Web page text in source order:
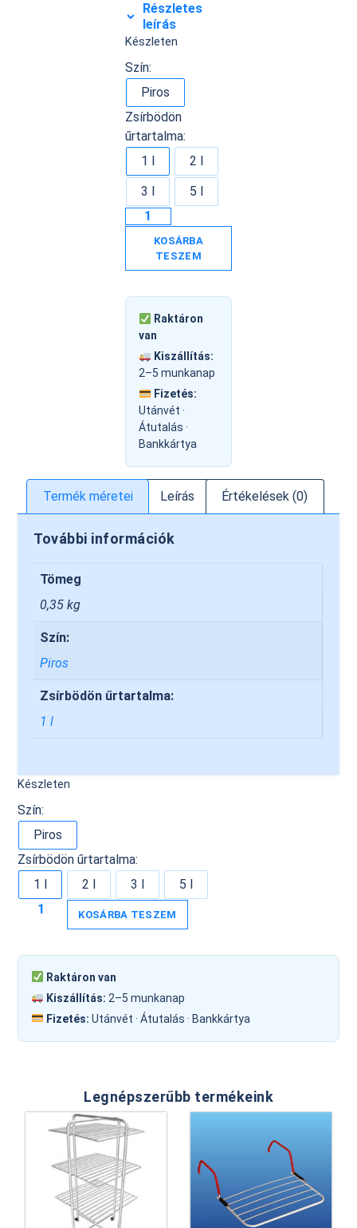
Részletes
leírás
Készleten
Szín:
Piros
Zsírbödön
űrtartalma:
1 l
2 l
3 l
5 l
KOSÁRBA
TESZEM
Raktáron
van
Kiszállítás:
2–5 munkanap
Fizetés:
Utánvét ·
Átutalás ·
Bankkártya
Termék méretei Leírás Értékelések (0)
További információk
Tömeg
0,35 kg
Szín:
Piros
Zsírbödön űrtartalma:
1 l
Készleten
Szín:
Piros
Zsírbödön űrtartalma:
1 l
2 l 3 l 5 l
KOSÁRBA TESZEM
Raktáron van
Kiszállítás: 2–5 munkanap
Fizetés: Utánvét · Átutalás · Bankkártya
Legnépszerűbb termékeink